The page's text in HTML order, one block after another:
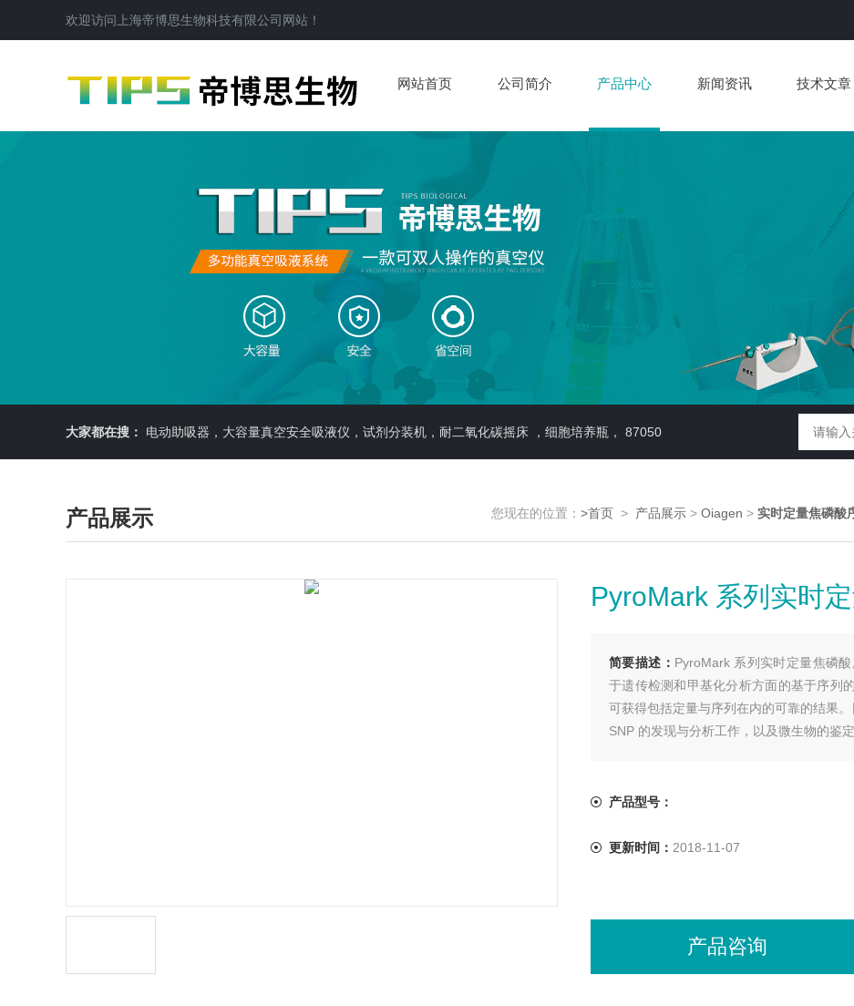
欢迎访问 上海帝博思生物科技有限公司 网站！
网站首页 公司简介 产品中心 新闻资讯 技术文章
大家都在搜： 电动助吸器，大容量真空安全吸液仪，试剂分装机，耐二氧化碳摇床 ，细胞培养瓶， 87050
产品展示 您现在的位置： >首页 > 产品展示 > Oiagen > 实时定量焦磷酸
PyroMark 系列实时
简要描述： PyroMark 系列实时定量焦磷
于遗传检测和甲基化分析方面的基于序列
可获得包括定量与序列在内的可靠的结果
SNP 的发现与分析工作，以及微生物的鉴定
产品型号：
更新时间： 2018-11-07
产品咨询